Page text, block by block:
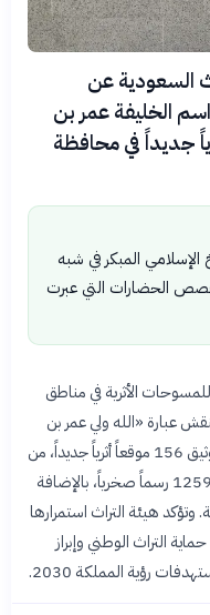
السعودية عن
الخليفة عمر بن
أثرياً جديداً في محافظة
المبكر في شبه
الحضارات التي عبرت
الأثرية في مناطق
عبارة «الله ولي عمر بن
الخطاب في الدنيا والآخرة». وشمل المسح توثيق 156 موقعاً أثرياً جديداً، من
بينها 461 نقشاً إسلامياً و34 نقشاً ثمودياً و1259 رسماً صخرياً، بالإضافة
وتؤكد هيئة التراث استمرارها
التراث الوطني وإبراز
رؤية المملكة 2030.